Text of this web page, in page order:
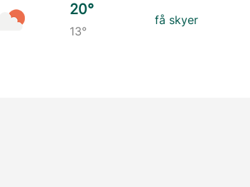
20°
13°
få skyer